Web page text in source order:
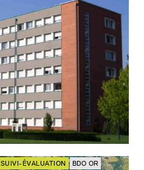
SUIVI-ÉVALUATION
BDO OR